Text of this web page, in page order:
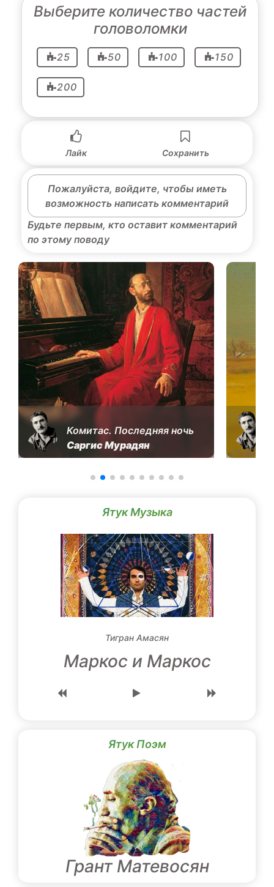
Выберите количество частей
головоломки
25 50 100 150
200
Лайк Сохранить
Пожалуйста, войдите, чтобы иметь
возможность написать комментарий
Будьте первым, кто оставит комментарий
по этому поводу
Комитас. Последняя ночь
Саргис Мурадян
Ятук Музыка
Тигран Амасян
Маркос и Маркос
Ятук Поэм
Грант Матевосян